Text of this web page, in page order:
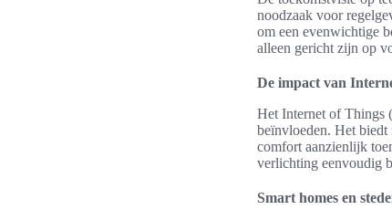
noodzaak voor
om een evenwichtige
alleen gericht zijn op
De impact van
Het Internet of Things
beïnvloeden. Het biedt
comfort aanzienlijk
verlichting eenvoudig
Smart homes en